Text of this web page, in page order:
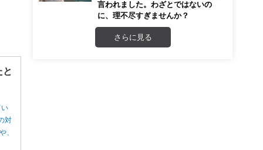
と
い
対
、
言われました。わざとではないの
に、理不尽すぎませんか？
さらに見る